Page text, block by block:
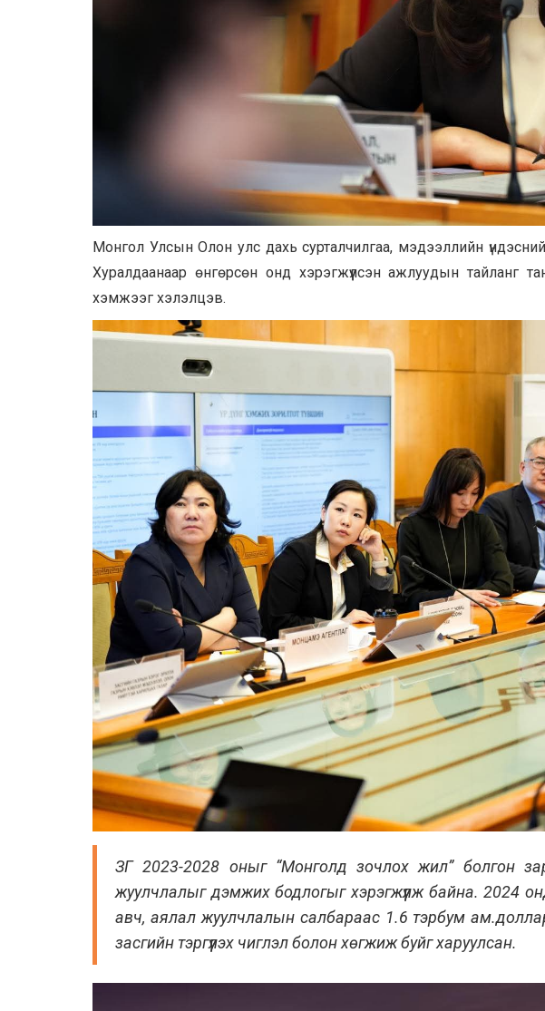
Монгол Улсын Олон улс дахь сурталчилгаа, мэдээллийн
Хуралдаанаар өнгөрсөн онд хэрэгжүүлсэн ажлуудын тайланг
хэмжээг хэлэлцэв.
ЗГ 2023-2028 оныг “Монголд зочлох жил” болгон
жуулчлалыг дэмжих бодлогыг хэрэгжүүлж байна. 2024
авч, аялал жуулчлалын салбараас 1.6 тэрбум
засгийн тэргүүлэх чиглэл болон хөгжиж буйг харуулсан.